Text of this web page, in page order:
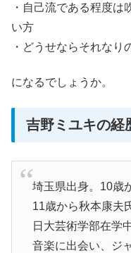
・自己流である程度は
い方
・どうせならそれな
になるでしょうか。
吉野ミユキの経
埼玉県出身。10歳
11歳から秋本康夫
日大芸術学部在学
音楽に出会い、ジ